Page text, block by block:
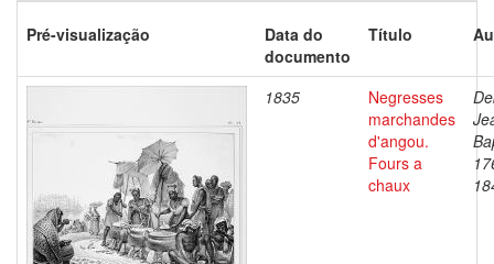
Pré-visualização
Data do
documento
Título
1835
Negresses
marchandes
d'angou.
Fours a
chaux